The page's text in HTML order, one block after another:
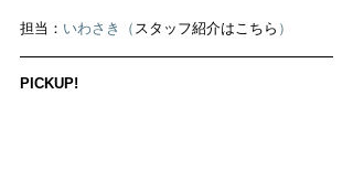
担当： いわさき（ スタッフ紹介はこちら ）
PICKUP!